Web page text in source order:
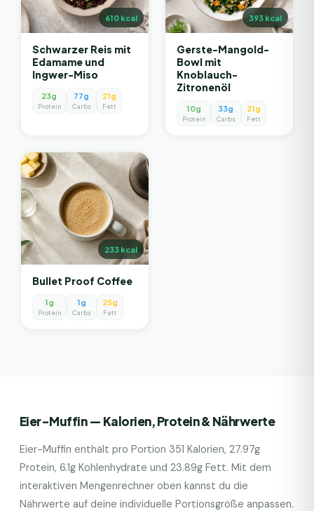
610kcal
Schwarzer Reis mit
Edamame und
Ingwer-Miso
23g
Protein
77g
Carbs
21g
Fett
393kcal
Gerste-Mangold-
Bowl mit
Knoblauch-
Zitronenöl
10g
Protein
33g
Carbs
21g
Fett
233kcal
Bullet Proof Coffee
1g
Protein
1g
Carbs
25g
Fett
Eier-Muffin— Kalorien, Protein & Nährwerte
Eier-Muffin enthält pro Portion 351 Kalorien, 27.97g
Protein, 6.1g Kohlenhydrate und 23.89g Fett. Mit dem
interaktiven Mengenrechner oben kannst du die
Nährwerte auf deine individuelle Portionsgröße anpassen.